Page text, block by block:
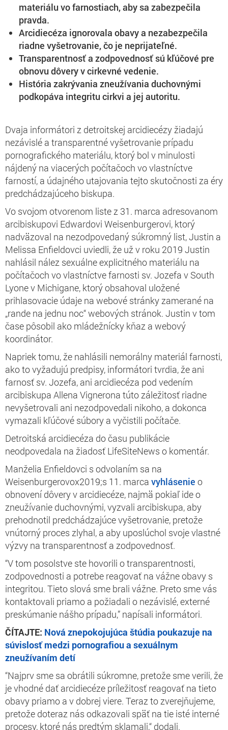
materiálu vo farnostiach, aby sa zabezpečila
pravda.
Arcidiecéza ignorovala obavy a nezabezpečila
riadne vyšetrovanie, čo je neprijateľné.
Transparentnosť a zodpovednosť sú kľúčové pre
obnovu dôvery v cirkevné vedenie.
História zakrývania zneužívania duchovnými
podkopáva integritu cirkvi a jej autoritu.
Dvaja informátori z detroitskej arcidiecézy žiadajú
nezávislé a transparentné vyšetrovanie prípadu
pornografického materiálu, ktorý bol v minulosti
nájdený na viacerých počítačoch vo vlastníctve
farností, a údajného utajovania tejto skutočnosti za éry
predchádzajúceho biskupa.
Vo svojom otvorenom liste z 31. marca adresovanom
arcibiskupovi Edwardovi Weisenburgerovi, ktorý
nadväzoval na nezodpovedaný súkromný list, Justin a
Melissa Enfieldovci uviedli, že už v roku 2019 Justin
nahlásil nález sexuálne explicitného materiálu na
počítačoch vo vlastníctve farnosti sv. Jozefa v South
Lyone v Michigane, ktorý obsahoval uložené
prihlasovacie údaje na webové stránky zamerané na
„rande na jednu noc“ webových stránok. Justin v tom
čase pôsobil ako mládežnícky kňaz a webový
koordinátor.
Napriek tomu, že nahlásili nemorálny materiál farnosti,
ako to vyžadujú predpisy, informátori tvrdia, že ani
farnosť sv. Jozefa, ani arcidiecéza pod vedením
arcibiskupa Allena Vignerona túto záležitosť riadne
nevyšetrovali ani nezodpovedali nikoho, a dokonca
vymazali kľúčové súbory a vyčistili počítače.
Detroitská arcidiecéza do času publikácie
neodpovedala na žiadosť LifeSiteNews o komentár.
Manželia Enfieldovci s odvolaním sa na
Weisenburgerovox2019;s 11. marca vyhlásenie o
obnovení dôvery v arcidiecéze, najmä pokiaľ ide o
zneužívanie duchovnými, vyzvali arcibiskupa, aby
prehodnotil predchádzajúce vyšetrovanie, pretože
vnútorný proces zlyhal, a aby uposlúchol svoje vlastné
výzvy na transparentnosť a zodpovednosť.
“V tom posolstve ste hovorili o transparentnosti,
zodpovednosti a potrebe reagovať na vážne obavy s
integritou. Tieto slová sme brali vážne. Preto sme vás
kontaktovali priamo a požiadali o nezávislé, externé
preskúmanie nášho prípadu,” napísali informátori.
ČÍTAJTE: Nová znepokojujúca štúdia poukazuje na
súvislosť medzi pornografiou a sexuálnym
zneužívaním detí
“Najprv sme sa obrátili súkromne, pretože sme verili, že
je vhodné dať arcidiecéze príležitosť reagovať na tieto
obavy priamo a v dobrej viere. Teraz to zverejňujeme,
pretože doteraz nás odkazovali späť na tie isté interné
procesy, ktoré nás predtým sklamali,“ dodali.